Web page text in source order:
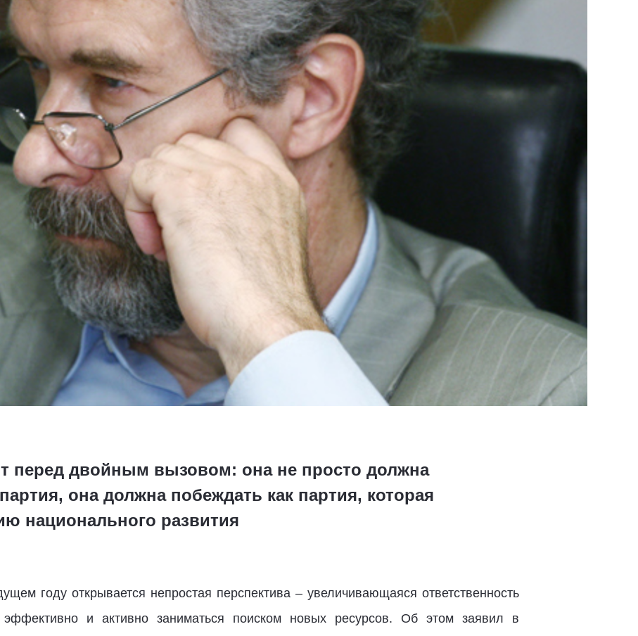
перед двойным вызовом: она не просто должна
она должна побеждать как партия, которая
национального развития
году открывается непростая перспектива – увеличивающаяся ответственность
и активно заниматься поиском новых ресурсов. Об этом заявил в